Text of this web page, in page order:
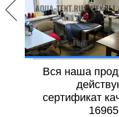
Вся наша
сертификат